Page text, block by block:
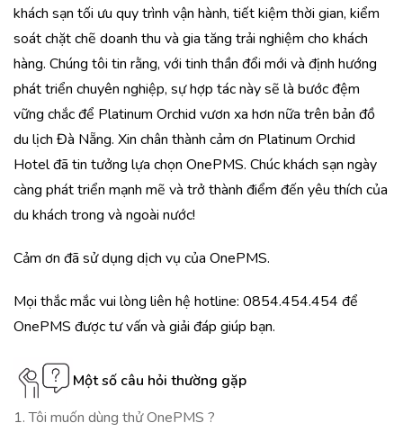
khách sạn tối ưu quy trình vận hành, tiết kiệm thời gian, kiểm
soát chặt chẽ doanh thu và gia tăng trải nghiệm cho khách
hàng. Chúng tôi tin rằng, với tinh thần đổi mới và định hướng
phát triển chuyên nghiệp, sự hợp tác này sẽ là bước đệm
vững chắc để Platinum Orchid vươn xa hơn nữa trên bản đồ
du lịch Đà Nẵng. Xin chân thành cảm ơn Platinum Orchid
Hotel đã tin tưởng lựa chọn OnePMS. Chúc khách sạn ngày
càng phát triển mạnh mẽ và trở thành điểm đến yêu thích của
du khách trong và ngoài nước!
Cảm ơn đã sử dụng dịch vụ của OnePMS.
Mọi thắc mắc vui lòng liên hệ hotline: 0854.454.454 để
OnePMS được tư vấn và giải đáp giúp bạn.
Một số câu hỏi thường gặp
1. Tôi muốn dùng thử OnePMS ?